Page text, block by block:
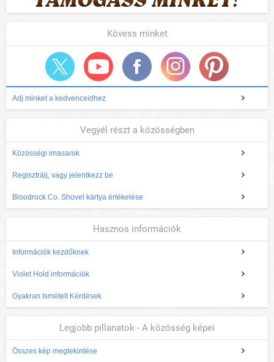
Kövess minket
Adj minket a kedvenceidhez
Vegyél részt a közösségben
Közösségi imasarok
Regisztrálj, vagy jelentkezz be
Bloodrock Co. Shovel kártya értékelése
Hasznos információk
Információk kezdőknek
Violet Hold információk
Gyakran Ismételt Kérdések
Legjobb pillanatok - A közösség képei
Összes kép megtekintése